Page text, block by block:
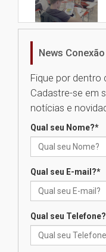
News Conexão
Fique por dentro
Cadastre-se em
notícias e
Qual seu Nome?*
Qual seu E-mail?*
Qual seu Telefone?